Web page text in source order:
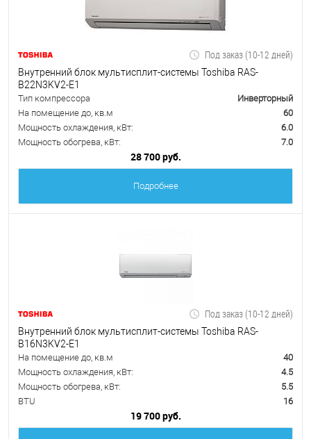
Под заказ (10-12 дней)
Внутренний блок мультисплит-системы Toshiba RAS-
B22N3KV2-E1
Тип компрессора
Инверторный
На помещение до, кв.м
60
Мощность охлаждения, кВт:
6.0
Мощность обогрева, кВт:
7.0
28 700 руб.
Подробнее
Под заказ (10-12 дней)
Внутренний блок мультисплит-системы Toshiba RAS-
B16N3KV2-E1
На помещение до, кв.м
40
Мощность охлаждения, кВт:
4.5
Мощность обогрева, кВт:
5.5
BTU
16
19 700 руб.